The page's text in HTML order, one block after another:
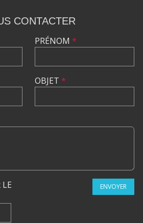
CONTACTER
PRÉNOM *
OBJET *
LE
ENVOYER